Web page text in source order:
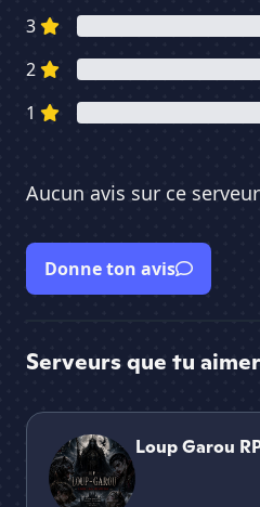
3
2
1
Aucun avis sur ce
Donne ton avis
Serveurs que tu
Loup Garou RP
Loup Garou